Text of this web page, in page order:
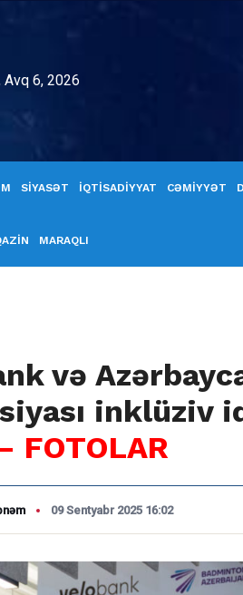
Avq 6, 2026
SİYASƏT İQTİSADİYYAT CƏMİYYƏT
MARAQLI
və
inklüziv
FOTOLAR
09 Sentyabr 2025 16:02